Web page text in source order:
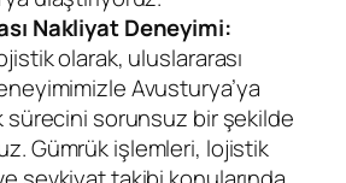
Nakliyat Deneyimi:
olarak, uluslararası
Avusturya’ya
sürecini sorunsuz bir şekilde
Gümrük işlemleri, lojistik